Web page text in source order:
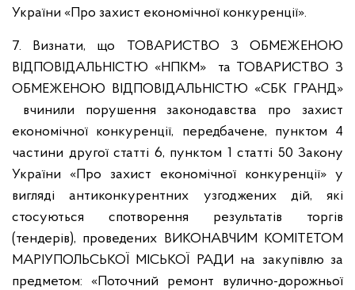
України «Про захист економічної конкуренції».
7. Визнати, що ТОВАРИСТВО З ОБМЕЖЕНОЮ
ВІДПОВІДАЛЬНІСТЮ «НПКМ» та ТОВАРИСТВО З
ОБМЕЖЕНОЮ ВІДПОВІДАЛЬНІСТЮ «СБК ГРАНД»
вчинили порушення законодавства про захист
економічної конкуренції, передбачене, пунктом 4
частини другої статті 6, пунктом 1 статті 50 Закону
України «Про захист економічної конкуренції» у
вигляді антиконкурентних узгоджених дій, які
стосуються спотворення результатів торгів
(тендерів), проведених ВИКОНАВЧИМ КОМІТЕТОМ
МАРІУПОЛЬСЬКОЇ МІСЬКОЇ РАДИ на закупівлю за
предметом: «Поточний ремонт вулично-дорожньої